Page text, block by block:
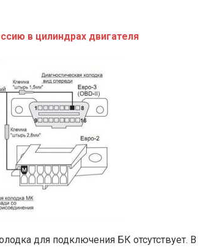
в цилиндрах двигателя
для подключения БК отсутствует. В